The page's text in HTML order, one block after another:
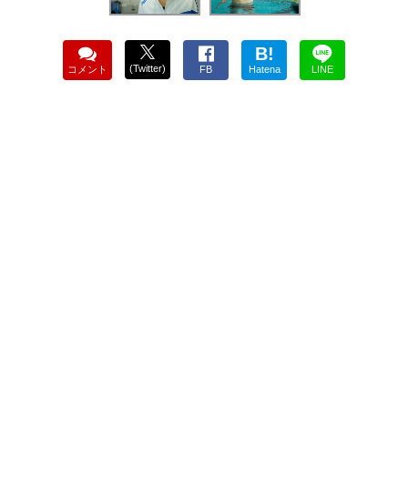
コメント (Twitter) FB
B!
Hatena LINE